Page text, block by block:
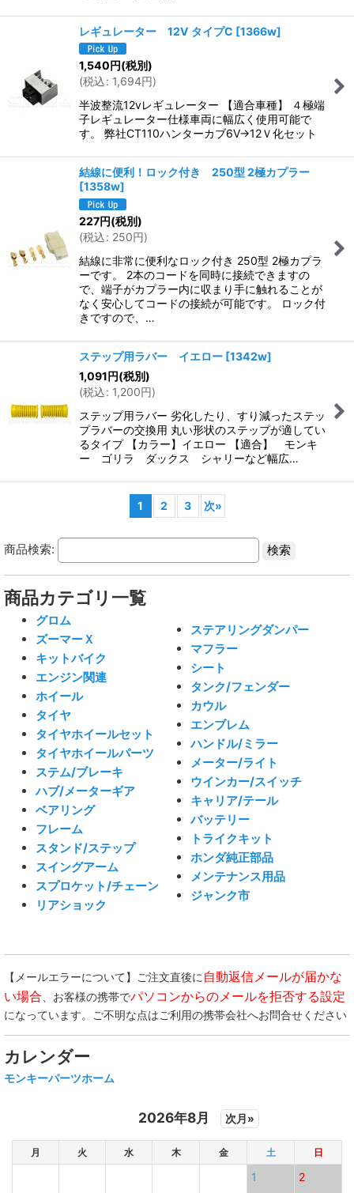
レギュレーター 12V タイプC [1366w]
1,540円(税別)
(税込: 1,694円)
半波整流12vレギュレーター 【適合車種】 ４極端
子レギュレーター仕様車両に幅広く使用可能で
す。 弊社CT110ハンターカブ6V→12Ｖ化セット
結線に便利！ロック付き 250型 2極カプラー
[1358w]
227円(税別)
(税込: 250円)
結線に非常に便利なロック付き 250型 2極カプラ
ーです。 2本のコードを同時に接続できますの
で、端子がカプラー内に収まり手に触れることが
なく安心してコードの接続が可能です。 ロック付
きですので、…
ステップ用ラバー イエロー [1342w]
1,091円(税別)
(税込: 1,200円)
ステップ用ラバー 劣化したり、すり減ったステッ
プラバーの交換用 丸い形状のステップが適してい
るタイプ 【カラー】イエロー 【適合】 モンキ
ー ゴリラ ダックス シャリーなど幅広…
1 2 3 次»
商品検索:
商品カテゴリ一覧
グロム
ズーマーＸ
キットバイク
エンジン関連
ホイール
タイヤ
タイヤホイールセット
タイヤホイールパーツ
ステム/ブレーキ
ハブ/メーターギア
ベアリング
フレーム
スタンド/ステップ
スイングアーム
スプロケット/チェーン
リアショック
ステアリングダンパー
マフラー
シート
タンク/フェンダー
カウル
エンブレム
ハンドル/ミラー
メーター/ライト
ウインカー/スイッチ
キャリア/テール
バッテリー
トライクキット
ホンダ純正部品
メンテナンス用品
ジャンク市
【メールエラーについて】ご注文直後に自動返信メールが届かな
い場合、お客様の携帯でパソコンからのメールを拒否する設定
になっています。ご不明な点はご利用の携帯会社へお問合せください
カレンダー
モンキーパーツホーム
2026年8月 次月»
月 火 水 木 金 土 日
1 2